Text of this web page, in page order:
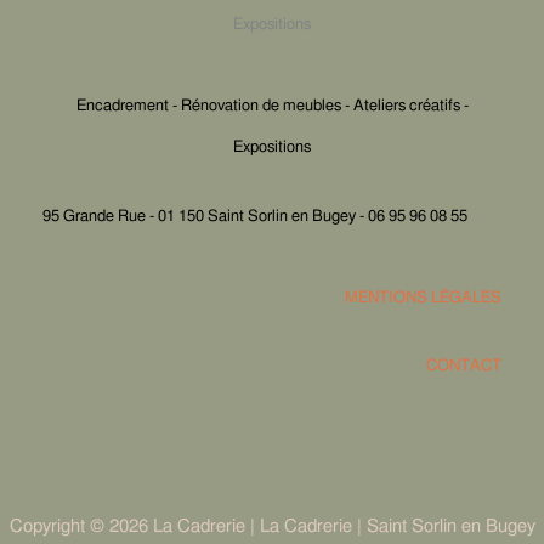
Expositions
Encadrement - Rénovation de meubles - Ateliers créatifs -
Expositions
95 Grande Rue - 01 150 Saint Sorlin en Bugey - 06 95 96 08 55
MENTIONS LÉGALES
CONTACT
Copyright © 2026 La Cadrerie | La Cadrerie | Saint Sorlin en Bugey